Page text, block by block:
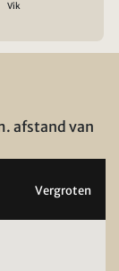
Vik
afstand van
Vergroten